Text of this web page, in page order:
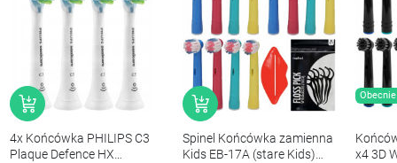
4x Końcówka PHILIPS C3
Plaque Defence HX
Spinel Końcówka zamienna
Kids EB-17A (stare Kids)
x4 3D